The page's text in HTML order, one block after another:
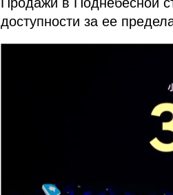
доступности за ее